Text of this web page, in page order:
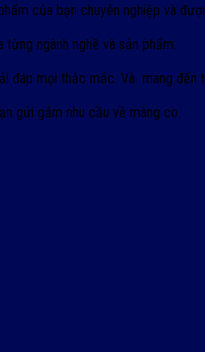
của bạn chuyên nghiệp và
ngành nghề và sản phẩm.
đáp mọi thắc mắc. Và mang đến
gửi gắm nhu cầu về màng co.